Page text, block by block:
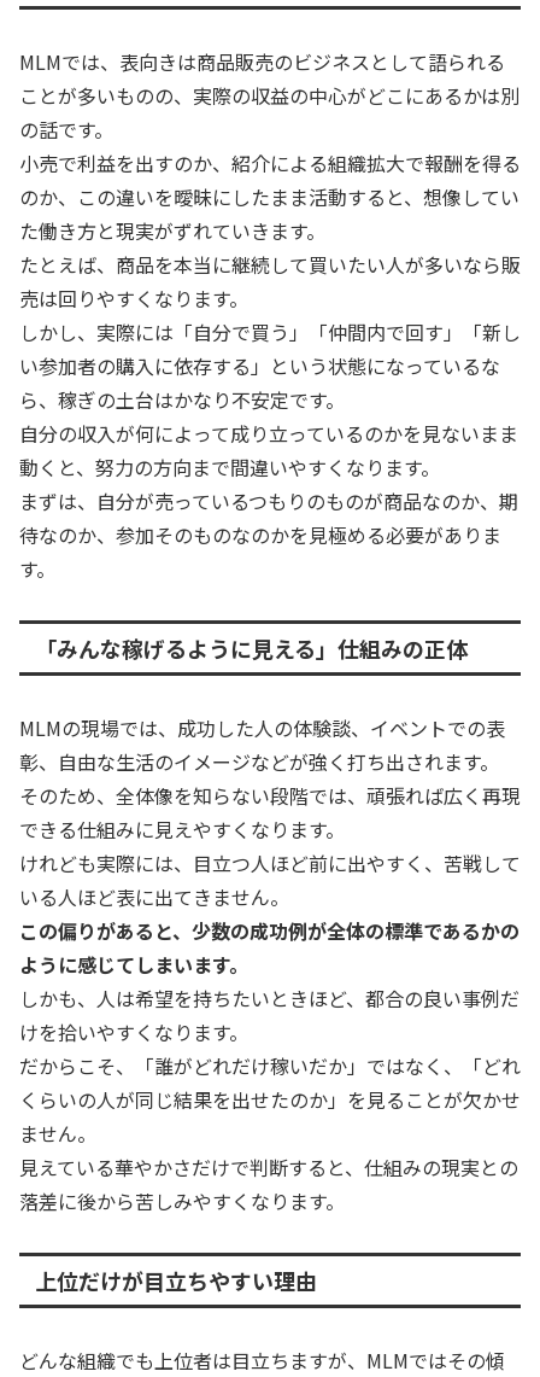
MLMでは、表向きは商品販売のビジネスとして語られる
ことが多いものの、実際の収益の中心がどこにあるかは別
の話です。
小売で利益を出すのか、紹介による組織拡大で報酬を得る
のか、この違いを曖昧にしたまま活動すると、想像してい
た働き方と現実がずれていきます。
たとえば、商品を本当に継続して買いたい人が多いなら販
売は回りやすくなります。
しかし、実際には「自分で買う」「仲間内で回す」「新し
い参加者の購入に依存する」という状態になっているな
ら、稼ぎの土台はかなり不安定です。
自分の収入が何によって成り立っているのかを見ないまま
動くと、努力の方向まで間違いやすくなります。
まずは、自分が売っているつもりのものが商品なのか、期
待なのか、参加そのものなのかを見極める必要がありま
す。
「みんな稼げるように見える」仕組みの正体
MLMの現場では、成功した人の体験談、イベントでの表
彰、自由な生活のイメージなどが強く打ち出されます。
そのため、全体像を知らない段階では、頑張れば広く再現
できる仕組みに見えやすくなります。
けれども実際には、目立つ人ほど前に出やすく、苦戦して
いる人ほど表に出てきません。
この偏りがあると、少数の成功例が全体の標準であるかの
ように感じてしまいます。
しかも、人は希望を持ちたいときほど、都合の良い事例だ
けを拾いやすくなります。
だからこそ、「誰がどれだけ稼いだか」ではなく、「どれ
くらいの人が同じ結果を出せたのか」を見ることが欠かせ
ません。
見えている華やかさだけで判断すると、仕組みの現実との
落差に後から苦しみやすくなります。
上位だけが目立ちやすい理由
どんな組織でも上位者は目立ちますが、MLMではその傾